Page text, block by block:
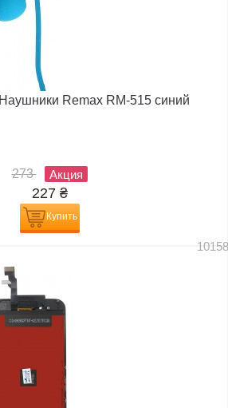
Наушники Remax RM-515 синий
273 Акция
227 ₴
Купить